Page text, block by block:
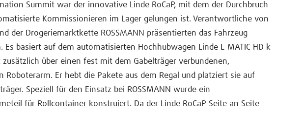
Summit war der innovative Linde RoCaP, mit dem der Durchbruch
Kommissionieren im Lager gelungen ist. Verantwortliche von
der Drogeriemarktkette ROSSMANN präsentierten das Fahrzeug
Es basiert auf dem automatisierten Hochhubwagen Linde L-MATIC HD k
zusätzlich über einen fest mit dem Gabelträger verbundenen,
Roboterarm. Er hebt die Pakete aus dem Regal und platziert sie auf
Speziell für den Einsatz bei ROSSMANN wurde ein
für Rollcontainer konstruiert. Da der Linde RoCaP Seite an Seite